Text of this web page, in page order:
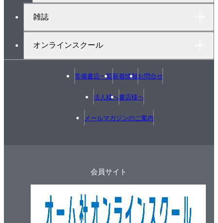
雑誌
オンラインスクール
常備書店一覧新着情報お問合せ
法人様へ書店様へ
メールマガジンのご案内
会員サイト